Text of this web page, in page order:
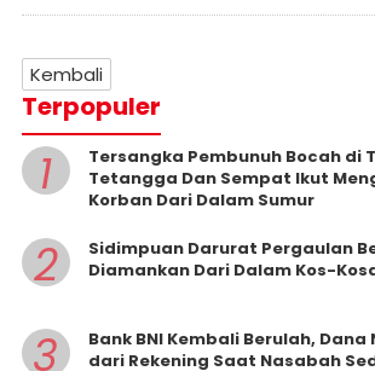
Kembali
Terpopuler
1
Tersangka Pembunuh Bocah di
Tetangga Dan Sempat Ikut
Korban Dari Dalam Sumur
2
Sidimpuan Darurat Pergaulan
Diamankan Dari Dalam Kos-
3
Bank BNI Kembali Berulah,
dari Rekening Saat Nasabah